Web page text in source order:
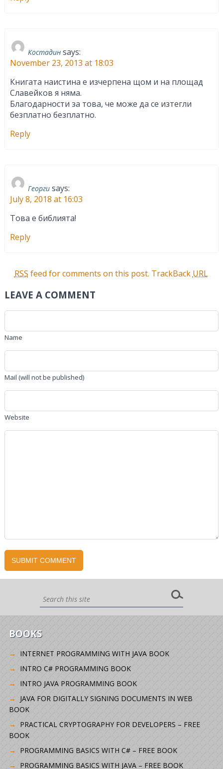
Костадин says:
November 23, 2013 at 18:03
Книгата наистина е изчерпена щом и на площад
Славейков я няма.
Благодарности за това, че може да се изтегли
безплатно безплатно.
Reply
Георги says:
July 8, 2018 at 16:03
Това е библията!
Reply
RSS feed for comments on this post. TrackBack URL
LEAVE A COMMENT
Name
Mail (will not be published)
Website
BOOKS
INTERNET PROGRAMMING WITH JAVA BOOK
INTRO C# PROGRAMMING BOOK
INTRO JAVA PROGRAMMING BOOK
JAVA FOR DIGITALLY SIGNING DOCUMENTS IN WEB
BOOK
PRACTICAL CRYPTOGRAPHY FOR DEVELOPERS – FREE
BOOK
PROGRAMMING BASICS WITH C# – FREE BOOK
PROGRAMMING BASICS WITH JAVA – FREE BOOK